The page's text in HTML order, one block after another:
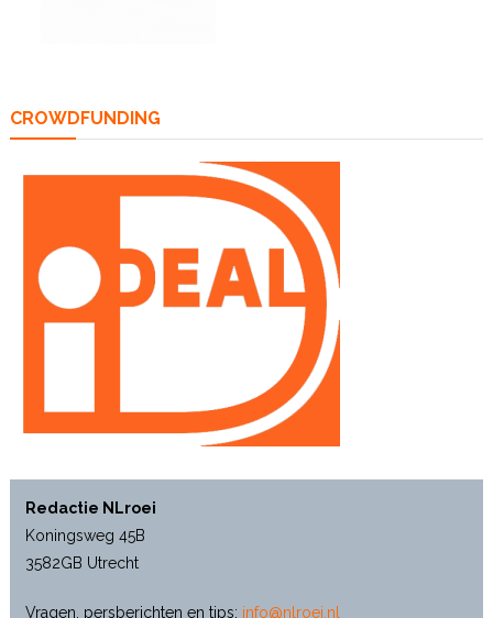
CROWDFUNDING
Redactie NLroei
Koningsweg 45B
3582GB Utrecht
Vragen, persberichten en tips: info@nlroei.nl